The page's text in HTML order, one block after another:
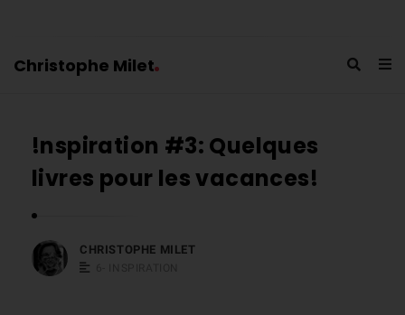
Christophe Milet
!nspiration #3: Quelques
livres pour les vacances!
CHRISTOPHE MILET